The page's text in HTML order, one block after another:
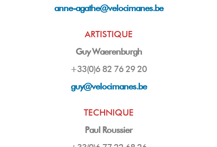
anne-agathe@velocimanes.be
ARTISTIQUE
Guy Waerenburgh
+33(0)6 82 76 29 20
guy@velocimanes.be
TECHNIQUE
Paul Roussier